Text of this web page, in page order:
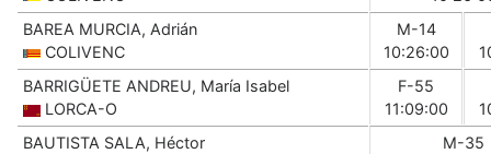
BAREA MURCIA, Adrián
COLIVENC
M-14
10:26:00
BARRIGÜETE ANDREU, María Isabel
LORCA-O
F-55
11:09:00
BAUTISTA SALA, Héctor
M-35